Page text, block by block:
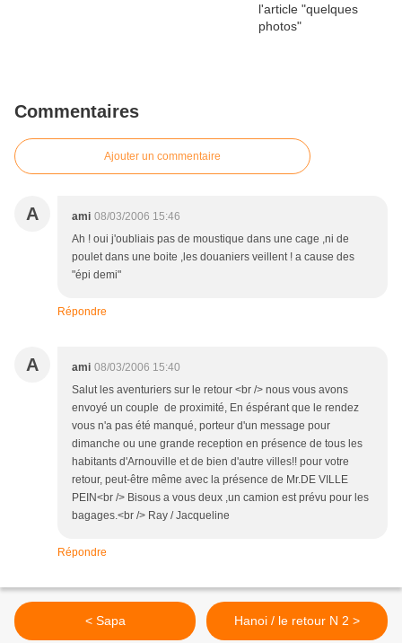
Commentaires
Ajouter un commentaire
A ami 08/03/2006 15:46
Ah ! oui j'oubliais pas de moustique dans une cage ,ni de
poulet dans une boite ,les douaniers veillent ! a cause des
"épi demi"
Répondre
A ami 08/03/2006 15:40
Salut les aventuriers sur le retour <br /> nous vous avons
envoyé un couple de proximité, En éspérant que le rendez
vous n'a pas été manqué, porteur d'un message pour
dimanche ou une grande reception en présence de tous les
habitants d'Arnouville et de bien d'autre villes!! pour votre
retour, peut-être même avec la présence de Mr.DE VILLE
PEIN<br /> Bisous a vous deux ,un camion est prévu pour les
bagages.<br /> Ray / Jacqueline
Répondre
< Sapa Hanoi / le retour N 2 >